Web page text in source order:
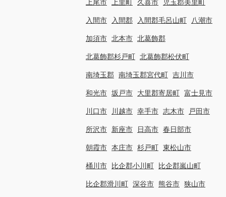
上尾市 上里町 久喜市 児玉郡美里町
入間市 入間郡 入間郡毛呂山町 八潮市
加須市 北本市 北葛飾郡
北葛飾郡杉戸町 北葛飾郡松伏町
南埼玉郡 南埼玉郡宮代町 吉川市
和光市 坂戸市 大里郡寄居町 富士見市
川口市 川越市 幸手市 志木市 戸田市
所沢市 新座市 日高市 春日部市
朝霞市 本庄市 杉戸町 東松山市
桶川市 比企郡小川町 比企郡嵐山町
比企郡滑川町 深谷市 熊谷市 狭山市